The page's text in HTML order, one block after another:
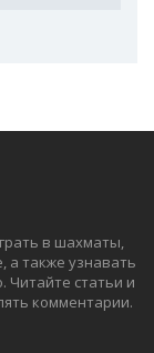
в шахматы,
а также узнавать
Читайте статьи и
комментарии.